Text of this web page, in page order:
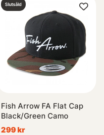
Slutsåld
Fish Arrow FA Flat Cap
Black/Green Camo
299 kr